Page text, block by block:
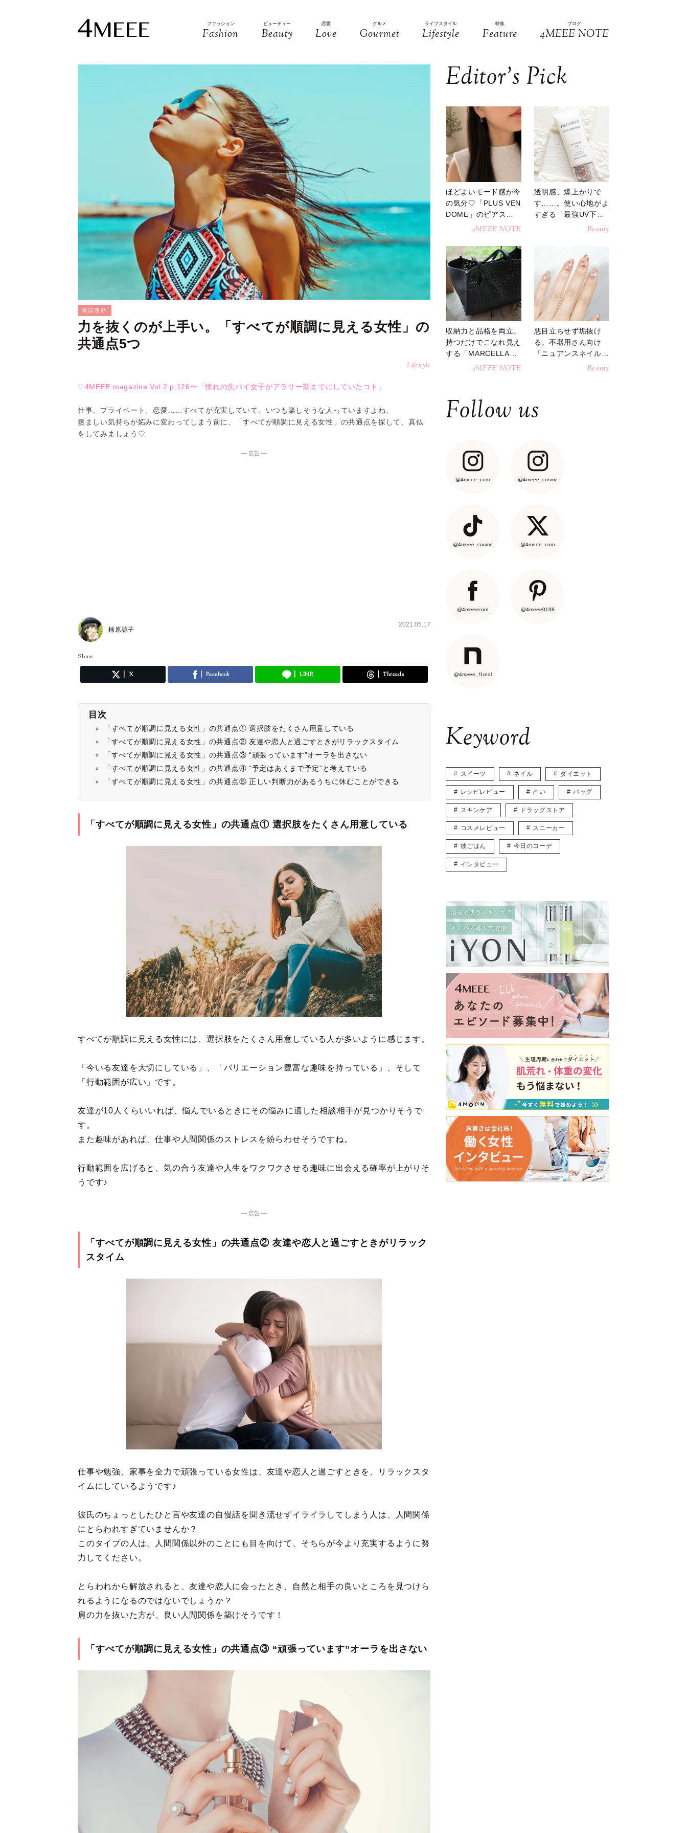
ファッション
Fashion
ビューティー
Beauty
恋愛
Love
グルメ
Gourmet
ライフスタイル
Lifestyle
特集
Feature
ブログ
4MEEE NOTE
雑誌連動
力を抜くのが上手い。「すべてが順調に見える女性」の
共通点5つ
Lifestyle
♡4MEEE magazine Vol.2 p.126〜「憧れの先パイ女子がアラサー期までにしていたコト」
仕事、プライベート、恋愛……すべてが充実していて、いつも楽しそうな人っていますよね。
羨ましい気持ちが妬みに変わってしまう前に、「すべてが順調に見える女性」の共通点を探して、真似
をしてみましょう♡
― 広告 ―
楠原諒子
2021.05.17
Share
X Facebook LINE Threads
目次
「すべてが順調に見える女性」の共通点① 選択肢をたくさん用意している
「すべてが順調に見える女性」の共通点② 友達や恋人と過ごすときがリラックスタイム
「すべてが順調に見える女性」の共通点③ “頑張っています”オーラを出さない
「すべてが順調に見える女性」の共通点④ “予定はあくまで予定”と考えている
「すべてが順調に見える女性」の共通点⑤ 正しい判断力があるうちに休むことができる
「すべてが順調に見える女性」の共通点① 選択肢をたくさん用意している
すべてが順調に見える女性には、選択肢をたくさん用意している人が多いように感じます。
「今いる友達を大切にしている」、「バリエーション豊富な趣味を持っている」、そして
「行動範囲が広い」です。
友達が10人くらいいれば、悩んでいるときにその悩みに適した相談相手が見つかりそうで
す。
また趣味があれば、仕事や人間関係のストレスを紛らわせそうですね。
行動範囲を広げると、気の合う友達や人生をワクワクさせる趣味に出会える確率が上がりそ
うです♪
― 広告 ―
「すべてが順調に見える女性」の共通点② 友達や恋人と過ごすときがリラック
スタイム
仕事や勉強、家事を全力で頑張っている女性は、友達や恋人と過ごすときを、リラックスタ
イムにしているようです♪
彼氏のちょっとしたひと言や友達の自慢話を聞き流せずイライラしてしまう人は、人間関係
にとらわれすぎていませんか？
このタイプの人は、人間関係以外のことにも目を向けて、そちらが今より充実するように努
力してください。
とらわれから解放されると、友達や恋人に会ったとき、自然と相手の良いところを見つけら
れるようになるのではないでしょうか？
肩の力を抜いた方が、良い人間関係を築けそうです！
「すべてが順調に見える女性」の共通点③ “頑張っています”オーラを出さない
Editor’s Pick
ほどよいモード感が今
の気分♡「PLUS VEN
DOME」のピアスが
4MEEE NOTE
透明感、爆上がりで
す……。使い心地がよ
すぎる「最強UV下
Beauty
収納力と品格を両立。
持つだけでこなれ見え
する「MARCELLAト
ートバッグ」4MEEE NOTE
悪目立ちせず垢抜け
る。不器用さん向け
「ニュアンスネイル」
Beauty
Follow us
@4meee_com @4meee_cosme
@4meee_cosme @4meee_com
@4meeecom @4meee0198
@4meee_f1real
Keyword
スイーツ ネイル ダイエット
レシピレビュー 占い バッグ
スキンケア ドラッグストア
コスメレビュー スニーカー
彼ごはん 今日のコーデ
インタビュー